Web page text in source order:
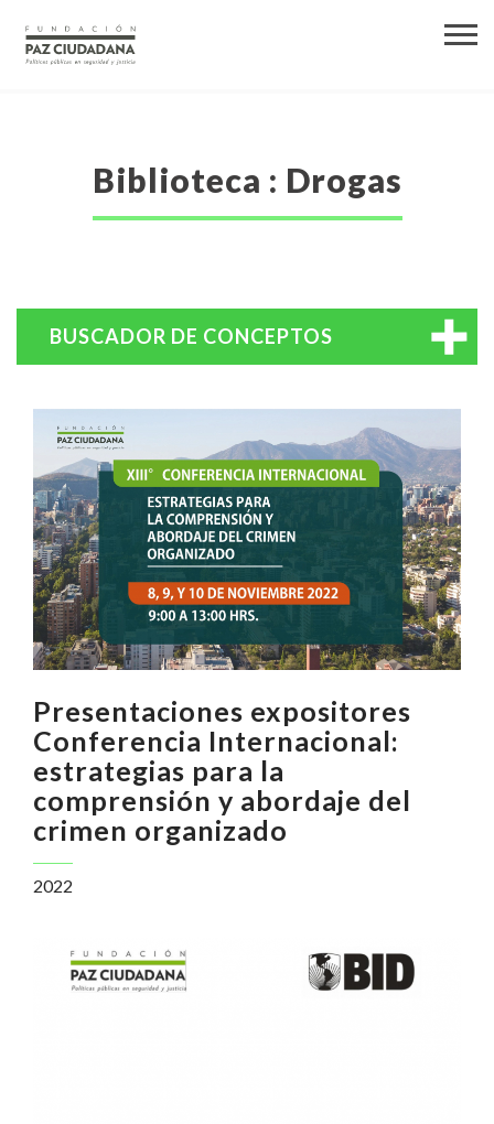
Biblioteca : Drogas
BUSCADOR DE CONCEPTOS
Presentaciones expositores
Conferencia Internacional:
estrategias para la
comprensión y abordaje del
crimen organizado
2022